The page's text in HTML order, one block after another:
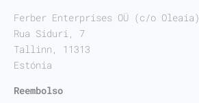
Ferber Enterprises OÜ (c/o Oleaia)
Rua Siduri, 7
Tallinn, 11313
Estónia
Reembolso